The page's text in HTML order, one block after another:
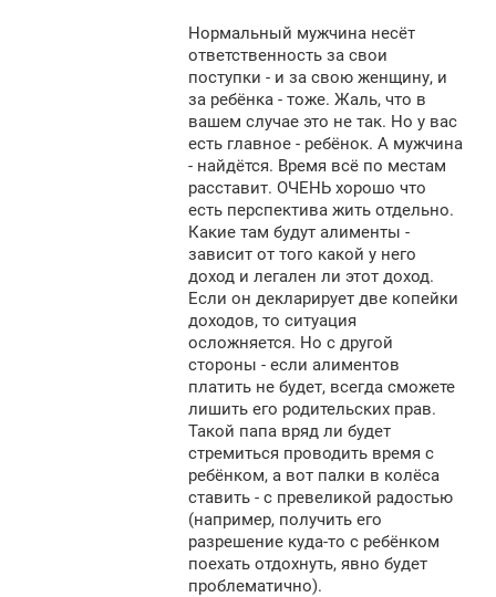
Нормальный мужчина несёт
ответственность за свои
поступки - и за свою женщину, и
за ребёнка - тоже. Жаль, что в
вашем случае это не так. Но у вас
есть главное - ребёнок. А мужчина
- найдётся. Время всё по местам
расставит. ОЧЕНЬ хорошо что
есть перспектива жить отдельно.
Какие там будут алименты -
зависит от того какой у него
доход и легален ли этот доход.
Если он декларирует две копейки
доходов, то ситуация
осложняется. Но с другой
стороны - если алиментов
платить не будет, всегда сможете
лишить его родительских прав.
Такой папа вряд ли будет
стремиться проводить время с
ребёнком, а вот палки в колёса
ставить - с превеликой радостью
(например, получить его
разрешение куда-то с ребёнком
поехать отдохнуть, явно будет
проблематично).